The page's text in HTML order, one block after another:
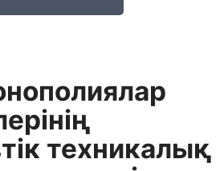
техникалық